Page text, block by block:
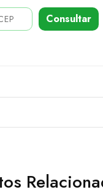
Consultar